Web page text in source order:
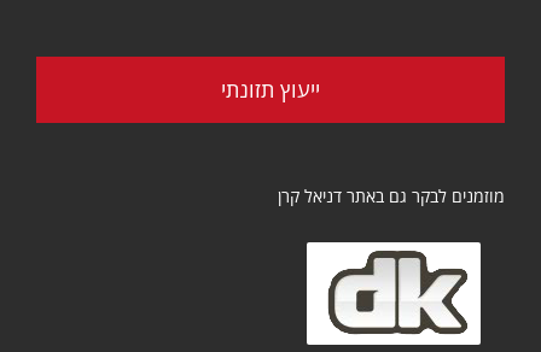
ייעוץ תזונתי
מוזמנים לבקר גם באתר דניאל קרן